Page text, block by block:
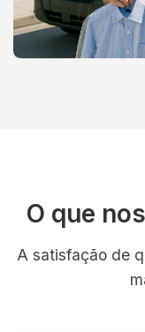
O que
A satisfação de